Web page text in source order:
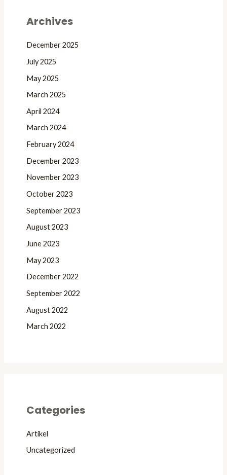
Archives
December 2025
July 2025
May 2025
March 2025
April 2024
March 2024
February 2024
December 2023
November 2023
October 2023
September 2023
August 2023
June 2023
May 2023
December 2022
September 2022
August 2022
March 2022
Categories
Artikel
Uncategorized